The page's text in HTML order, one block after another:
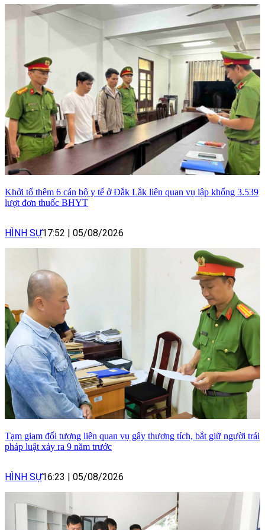
Khởi tố thêm 6 cán bộ y tế ở Đắk Lắk liên quan vụ lập khống 3.539
lượt đơn thuốc BHYT
HÌNH SỰ17:52 | 05/08/2026
Tạm giam đối tượng liên quan vụ gây thương tích, bắt giữ người trái
pháp luật xảy ra 9 năm trước
HÌNH SỰ16:23 | 05/08/2026